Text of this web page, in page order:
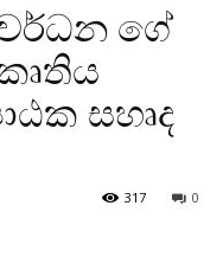
ගේ
සහෘද
0
317